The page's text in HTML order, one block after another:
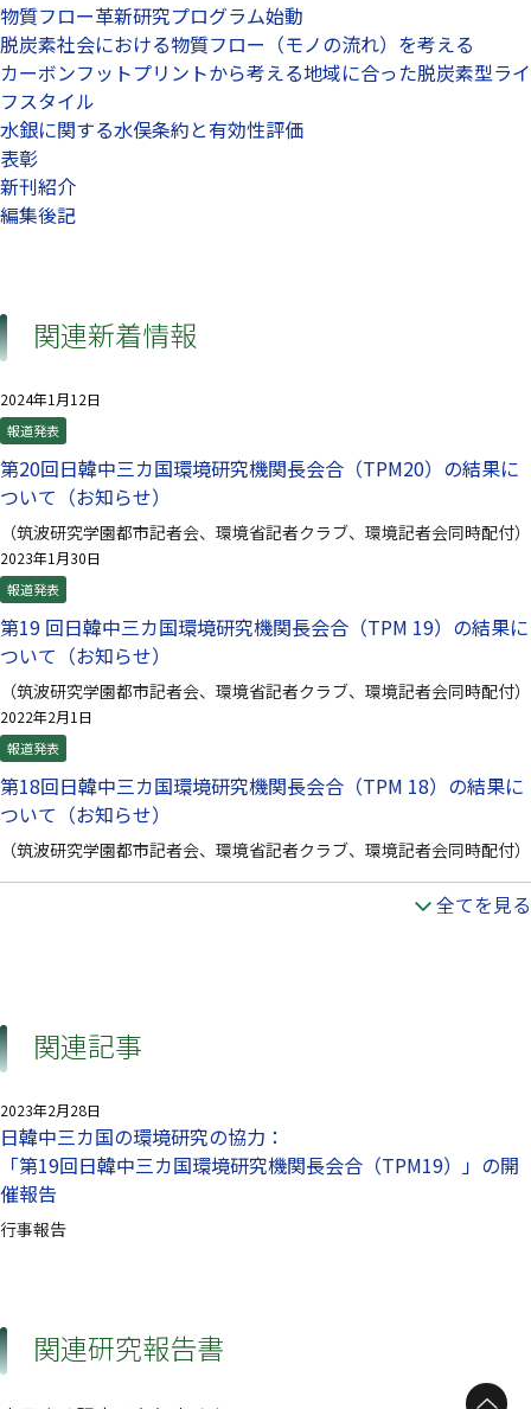
物質フロー革新研究プログラム始動
脱炭素社会における物質フロー（モノの流れ）を考える
カーボンフットプリントから考える地域に合った脱炭素型ライ
フスタイル
水銀に関する水俣条約と有効性評価
表彰
新刊紹介
編集後記
関連新着情報
2024年1月12日
報道発表
第20回日韓中三カ国環境研究機関長会合（TPM20）の結果に
ついて（お知らせ）
（筑波研究学園都市記者会、環境省記者クラブ、環境記者会同時配付）
2023年1月30日
報道発表
第19 回⽇韓中三カ国環境研究機関⻑会合（TPM 19）の結果に
ついて（お知らせ）
（筑波研究学園都市記者会、環境省記者クラブ、環境記者会同時配付）
2022年2月1日
報道発表
第18回日韓中三カ国環境研究機関長会合（TPM 18）の結果に
ついて（お知らせ）
（筑波研究学園都市記者会、環境省記者クラブ、環境記者会同時配付）
全てを見る
関連記事
2023年2月28日
日韓中三カ国の環境研究の協力：
「第19回日韓中三カ国環境研究機関長会合（TPM19）」の開
催報告
行事報告
関連研究報告書